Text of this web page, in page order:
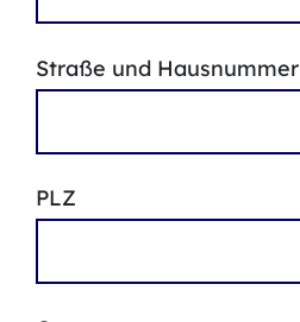
Straße und Hausnummer
PLZ